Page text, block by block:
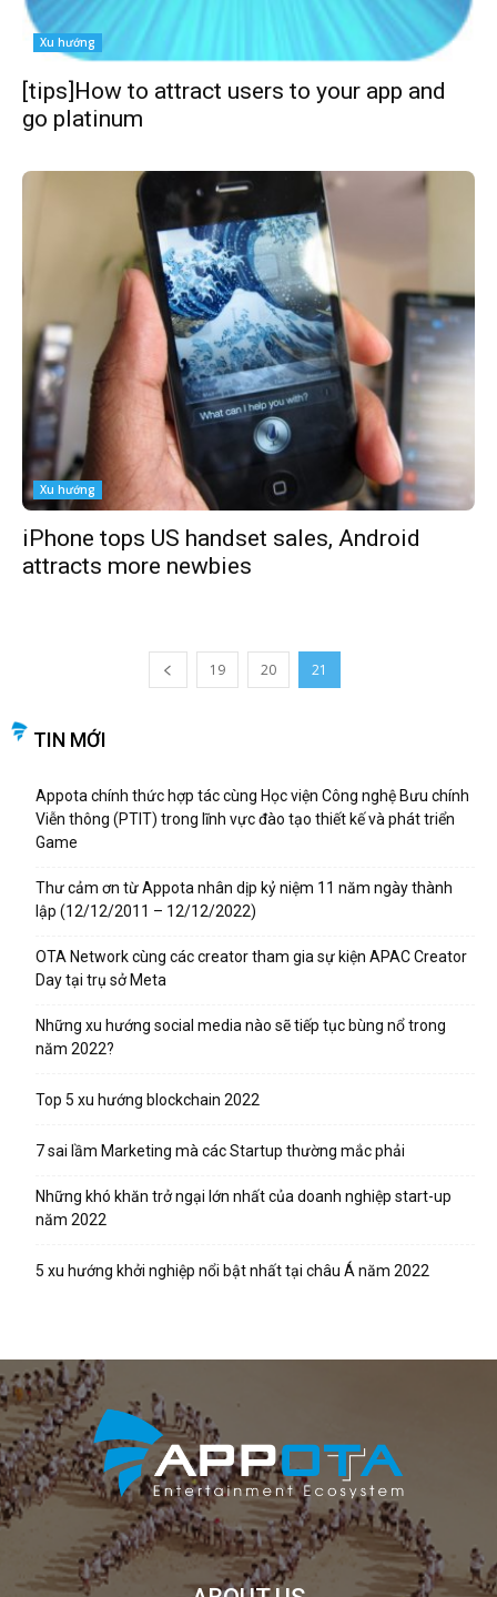
Xu hướng
[tips]How to attract users to your app and
go platinum
Xu hướng
iPhone tops US handset sales, Android
attracts more newbies
19 20 21
TIN MỚI
Appota chính thức hợp tác cùng Học viện Công nghệ Bưu chính
Viễn thông (PTIT) trong lĩnh vực đào tạo thiết kế và phát triển
Game
Thư cảm ơn từ Appota nhân dịp kỷ niệm 11 năm ngày thành
lập (12/12/2011 – 12/12/2022)
OTA Network cùng các creator tham gia sự kiện APAC Creator
Day tại trụ sở Meta
Những xu hướng social media nào sẽ tiếp tục bùng nổ trong
năm 2022?
Top 5 xu hướng blockchain 2022
7 sai lầm Marketing mà các Startup thường mắc phải
Những khó khăn trở ngại lớn nhất của doanh nghiệp start-up
năm 2022
5 xu hướng khởi nghiệp nổi bật nhất tại châu Á năm 2022